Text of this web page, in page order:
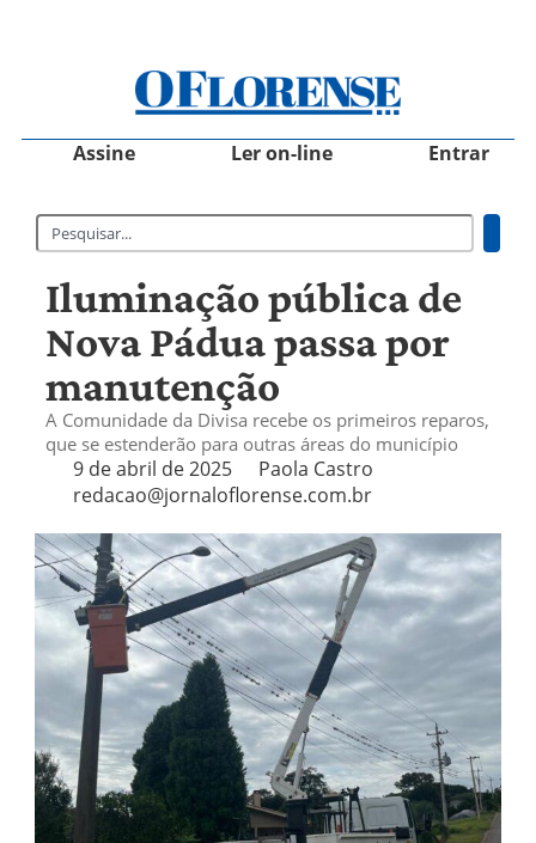
Assine Ler on-line Entrar
Iluminação pública de
Nova Pádua passa por
manutenção
A Comunidade da Divisa recebe os primeiros reparos,
que se estenderão para outras áreas do município
9 de abril de 2025
Paola Castro
redacao@jornaloflorense.com.br